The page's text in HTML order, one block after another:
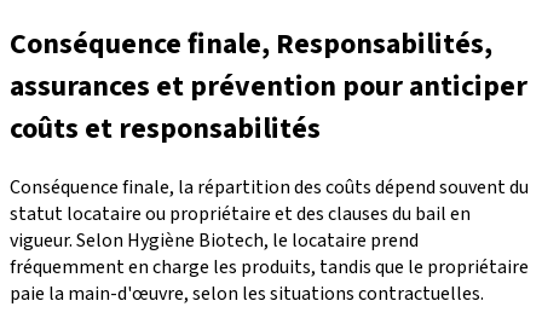
Conséquence finale, Responsabilités,
assurances et prévention pour anticiper
coûts et responsabilités
Conséquence finale, la répartition des coûts dépend souvent du
statut locataire ou propriétaire et des clauses du bail en
vigueur. Selon Hygiène Biotech, le locataire prend
fréquemment en charge les produits, tandis que le propriétaire
paie la main-d'œuvre, selon les situations contractuelles.